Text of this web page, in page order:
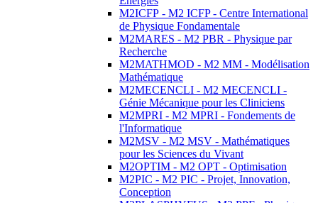
M2ICFP - M2 ICFP - Centre International
de Physique Fondamentale
M2MARES - M2 PBR - Physique par
Recherche
M2MATHMOD - M2 MM - Modélisation
Mathématique
M2MECENCLI - M2 MECENCLI -
Génie Mécanique pour les Cliniciens
M2MPRI - M2 MPRI - Fondements de
l'Informatique
M2MSV - M2 MSV - Mathématiques
pour les Sciences du Vivant
M2OPTIM - M2 OPT - Optimisation
M2PIC - M2 PIC - Projet, Innovation,
Conception